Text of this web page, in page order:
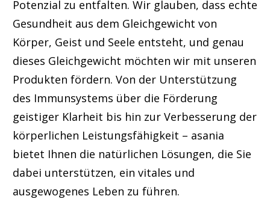
Potenzial zu entfalten. Wir glauben, dass echte
Gesundheit aus dem Gleichgewicht von
Körper, Geist und Seele entsteht, und genau
dieses Gleichgewicht möchten wir mit unseren
Produkten fördern. Von der Unterstützung
des Immunsystems über die Förderung
geistiger Klarheit bis hin zur Verbesserung der
körperlichen Leistungsfähigkeit – asania
bietet Ihnen die natürlichen Lösungen, die Sie
dabei unterstützen, ein vitales und
ausgewogenes Leben zu führen.